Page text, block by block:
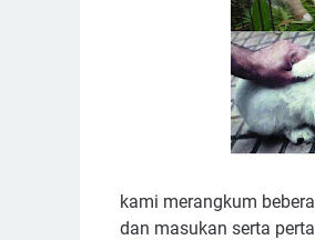
kami merangkum
dan masukan serta